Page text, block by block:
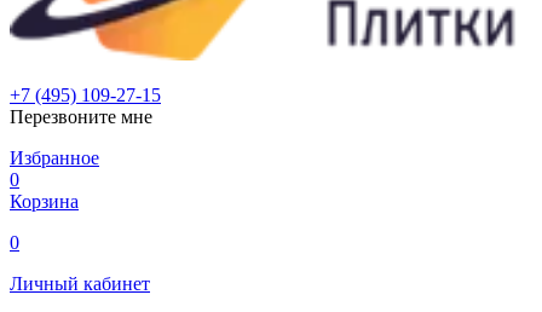
+7 (495) 109-27-15
Перезвоните мне
Избранное
0
Корзина
0
Личный кабинет